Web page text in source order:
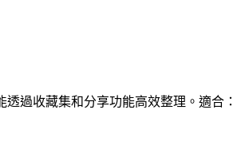
過收藏集和分享功能高效整理。適合：